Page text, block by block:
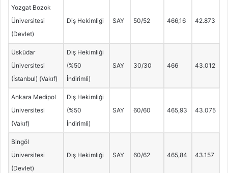
Yozgat Bozok
Üniversitesi
(Devlet)
Diş Hekimliği SAY 50/52 466,16 42.873
Üsküdar
Üniversitesi
(İstanbul) (Vakıf)
Diş Hekimliği
(%50
İndirimli)
SAY 30/30 466 43.012
Ankara Medipol
Üniversitesi
(Vakıf)
Diş Hekimliği
(%50
İndirimli)
SAY 60/60 465,93 43.075
Bingöl
Üniversitesi
(Devlet)
Diş Hekimliği SAY 60/62 465,84 43.157